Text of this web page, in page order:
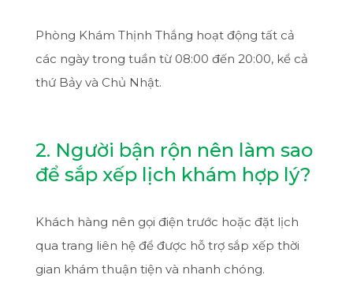
Phòng Khám Thịnh Thắng hoạt động tất cả
các ngày trong tuần từ 08:00 đến 20:00, kể cả
thứ Bảy và Chủ Nhật.
2. Người bận rộn nên làm sao
để sắp xếp lịch khám hợp lý?
Khách hàng nên gọi điện trước hoặc đặt lịch
qua trang liên hệ để được hỗ trợ sắp xếp thời
gian khám thuận tiện và nhanh chóng.